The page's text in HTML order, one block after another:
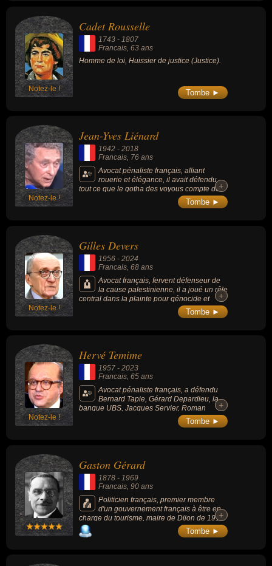
Notez-le !
Cadet Rousselle
1743 - 1807
Francais , 63 ans
Homme de loi, Huissier de justice (Justice).
Tombe ►
Notez-le !
Jean-Yves Liénard
1942 - 2018
Francais, 76 ans
Avocat pénaliste français, alliant
rouerie et élégance, il avait défendu
tout ce que le gotha des voyous compte de
noms redoutables comme Michel Gabarres
(« le roi des gitans »), le clan des frères
Bernard Tapie ou Gérard Depardieu.
+
+
Tombe ►
Notez-le !
Gilles Devers
1956 - 2024
Francais , 68 ans
Avocat français, fervent défenseur de
la cause palestinienne, il a joué un rôle
central dans la plainte pour génocide et
crimes de guerre déposée contre Israël à la
+
+
Tombe ►
Notez-le !
Hervé Temime
1957 - 2023
Francais, 65 ans
Avocat pénaliste français, a défendu
Bernard Tapie, Gérard Depardieu, la
banque UBS, Jacques Servier, Roman
Polanski, François-Marie Banier dans
l'affaire Bettencourt ou encore Nathalie Baye,
+
+
Tombe ►
Gaston Gérard
1878 - 1969
Francais , 90 ans
Politicien français, premier membre
d'un gouvernement français à être en
charge du tourisme, maire de Dijon de 1919
à 1935, député de la Côte-d'Or dans les
années 1930 et plus brièvement sous-
+
+
Tombe ►